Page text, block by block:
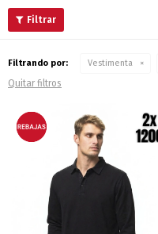
Filtrando por: Vestimenta
Quitar filtros